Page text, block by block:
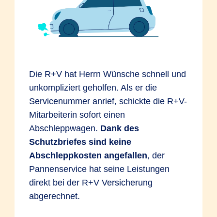
SF-Klasse 14 in SF-Klasse 6*.
*Beispielrechnung gemäß
Versagen von Mess-, Regel- oder
Sicherheitseinrichtungen. Aufspringen der
Motorhaube während der Fahrt, weil die
Fahrzeug.
Bruchschaden
In der KEX sind reine Bruchschäden ohne
Einwirkung von außen versichert. Sie
beruhen auf Materialfehlern oder
Überbeanspruchung.Beispiele:Das
Fahrzeug wird überladen und dadurch
kommt es zu einem Achsbruch. Die
Radaufhängung bricht aufgrund eines
Die R+V hat Herrn Wünsche schnell und
unkompliziert geholfen. Als er die
Servicenummer anrief, schickte die R+V-
Mitarbeiterin sofort einen
Abschleppwagen. Dank des
Schutzbriefes sind keine
Abschleppkosten angefallen, der
Pannenservice hat seine Leistungen
direkt bei der R+V Versicherung
abgerechnet.